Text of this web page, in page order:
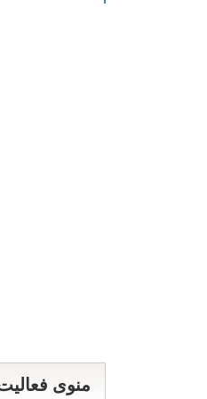
منوی